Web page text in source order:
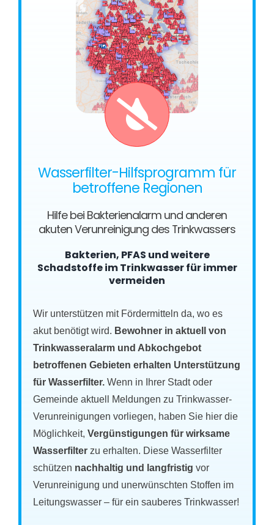
Wasserfilter-Hilfsprogramm für
betroffene Regionen
Hilfe bei Bakterienalarm und anderen
akuten Verunreinigung des Trinkwassers
Bakterien, PFAS und weitere
Schadstoffe im Trinkwasser für immer
vermeiden
Wir unterstützen mit Fördermitteln da, wo es
akut benötigt wird. Bewohner in aktuell von
Trinkwasseralarm und Abkochgebot
betroffenen Gebieten erhalten Unterstützung
für Wasserfilter.Wenn in Ihrer Stadt oder
Gemeinde aktuell Meldungen zu Trinkwasser-
Verunreinigungen vorliegen, haben Sie hier die
Möglichkeit,Vergünstigungen für wirksame
Wasserfilter zu erhalten. Diese Wasserfilter
schützen nachhaltig und langfristig vor
Verunreinigung und unerwünschten Stoffen im
Leitungswasser – für ein sauberes Trinkwasser!